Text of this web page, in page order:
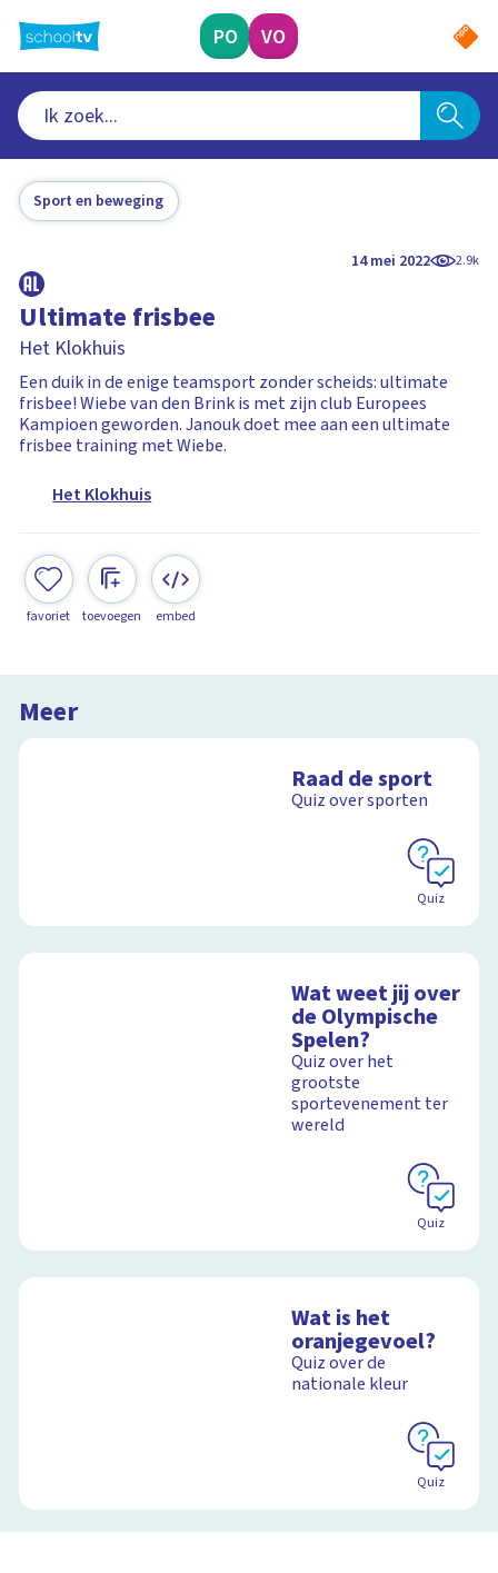
naar
hoofdinhoud
PO VO
Sport en beweging
14 mei 2022 2.9k
Ultimate frisbee
Het Klokhuis
Een duik in de enige teamsport zonder scheids: ultimate
frisbee! Wiebe van den Brink is met zijn club Europees
Kampioen geworden. Janouk doet mee aan een ultimate
frisbee training met Wiebe.
Het Klokhuis
favoriet toevoegen embed
Meer
Raad de sport
Quiz over sporten
Quiz
Wat weet jij over
de Olympische
Spelen?
Quiz over het
grootste
sportevenement ter
wereld
Quiz
Wat is het
oranjegevoel?
Quiz over de
nationale kleur
Quiz